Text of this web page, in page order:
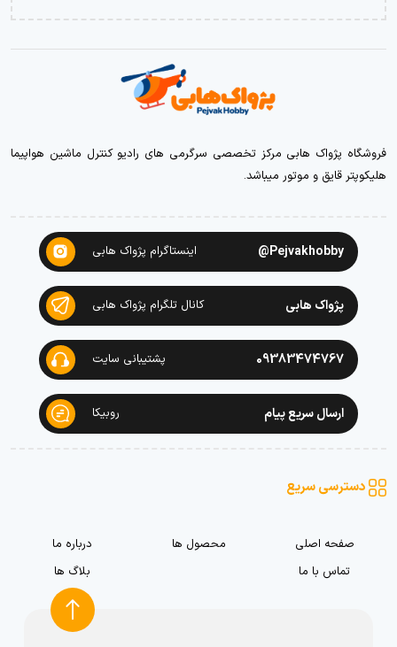
فروشگاه پژواک هابی مرکز تخصصی سرگرمی های رادیو کنترل ماشین هواپیما
هلیکوپتر قایق و موتور میباشد.
Pejvakhobby@ اینستاگرام پژواک هابی
پژواک هابی کانال تلگرام پژواک هابی
09383474767 پشتیبانی سایت
ارسال سریع پیام روبیکا
دسترسی سریع
صفحه اصلی محصول ها
درباره ما
تماس با ما
بلاگ ها